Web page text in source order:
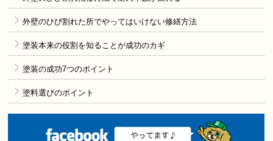
外壁のひび割れた所でやってはいけない修繕方法
塗装本来の役割を知ることが成功のカギ
塗装の成功7つのポイント
塗料選びのポイント